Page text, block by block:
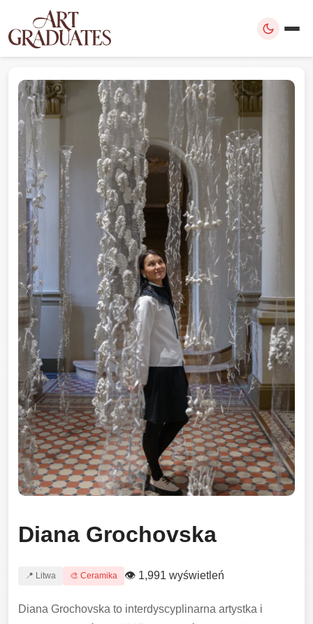
Diana Grochovska
📍 Litwa 🎨 Ceramika 👁 1,991 wyświetleń
Diana Grochovska to interdyscyplinarna artystka i